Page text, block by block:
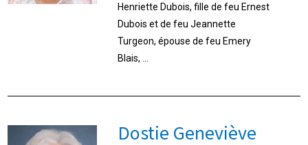
Henriette Dubois, fille de feu Ernest
Dubois et de feu Jeannette
Turgeon, épouse de feu Emery
Blais, ...
Dostie Geneviève